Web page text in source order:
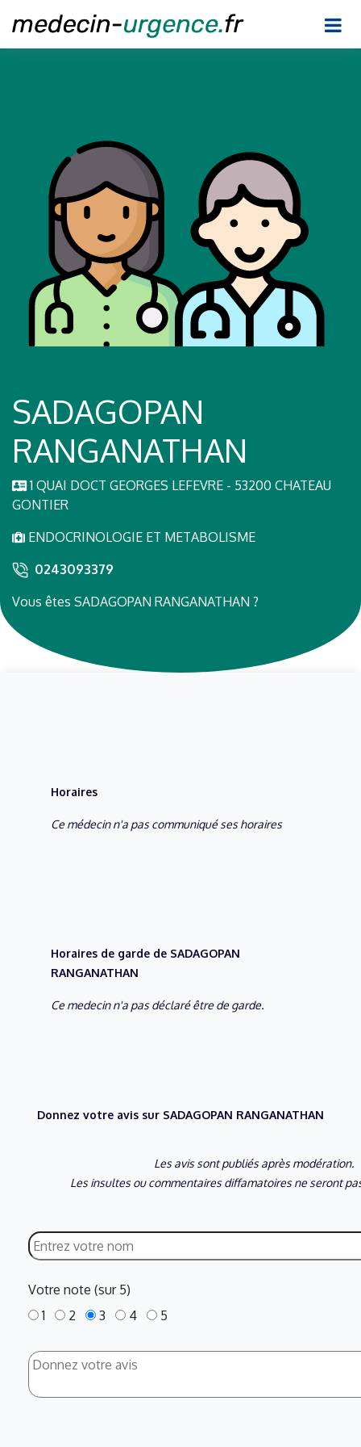
SADAGOPAN
RANGANATHAN
1 QUAI DOCT GEORGES LEFEVRE - 53200 CHATEAU
GONTIER
ENDOCRINOLOGIE ET METABOLISME
0243093379
Vous êtes SADAGOPAN RANGANATHAN ?
Horaires
Ce médecin n'a pas communiqué ses horaires
Horaires de garde de SADAGOPAN
RANGANATHAN
Ce medecin n'a pas déclaré être de garde.
Donnez votre avis sur SADAGOPAN RANGANATHAN
Les avis sont publiés après modération.
Les insultes ou commentaires diffamatoires ne seront
Votre note (sur 5)
1
2 3 4 5